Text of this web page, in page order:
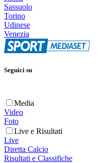
Sassuolo
Torino
Udinese
Venezia
Seguici su
Media
Video
Foto
Live e Risultati
Live
Diretta Calcio
Risultati e Classifiche